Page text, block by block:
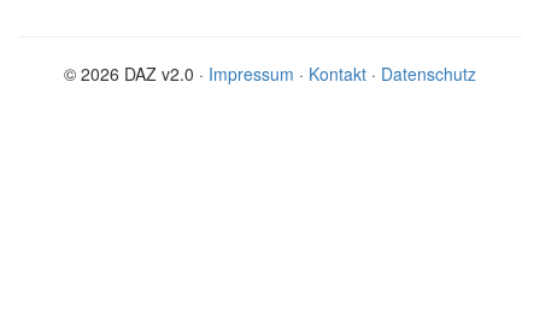
© 2026 DAZ v2.0 · Impressum · Kontakt · Datenschutz